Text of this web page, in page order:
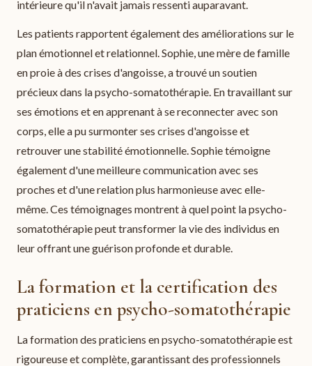
intérieure qu'il n'avait jamais ressenti auparavant.
Les patients rapportent également des améliorations sur le
plan émotionnel et relationnel. Sophie, une mère de famille
en proie à des crises d'angoisse, a trouvé un soutien
précieux dans la psycho-somatothérapie. En travaillant sur
ses émotions et en apprenant à se reconnecter avec son
corps, elle a pu surmonter ses crises d'angoisse et
retrouver une stabilité émotionnelle. Sophie témoigne
également d'une meilleure communication avec ses
proches et d'une relation plus harmonieuse avec elle-
même. Ces témoignages montrent à quel point la psycho-
somatothérapie peut transformer la vie des individus en
leur offrant une guérison profonde et durable.
La formation et la certification des
praticiens en psycho-somatothérapie
La formation des praticiens en psycho-somatothérapie est
rigoureuse et complète, garantissant des professionnels